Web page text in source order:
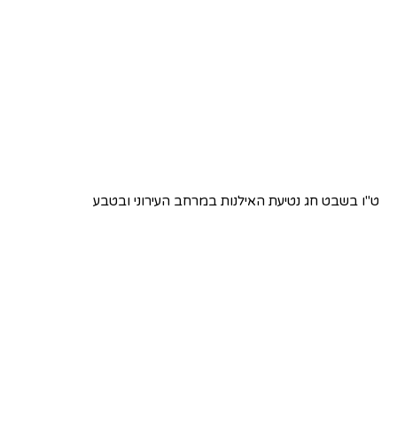
ט"ו בשבט חג נטיעת האילנות במרחב העירוני ובטבע